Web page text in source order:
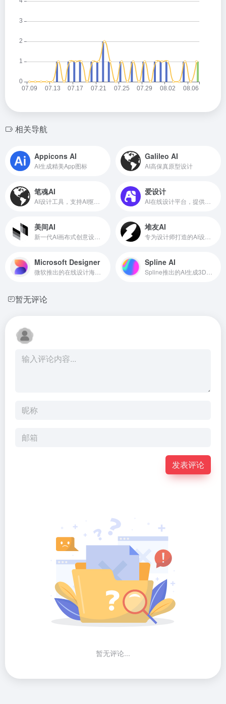
相关导航
Appicons AI
AI生成精美App图标
Galileo AI
AI高保真原型设计
笔魂AI 爱设计
美间AI 堆友AI
Microsoft Designer Spline AI
暂无评论
发表评论
暂无评论...